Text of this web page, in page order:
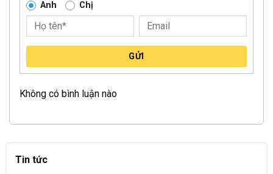
Anh Chị
GỬI
Không có bình luận nào
Tin tức